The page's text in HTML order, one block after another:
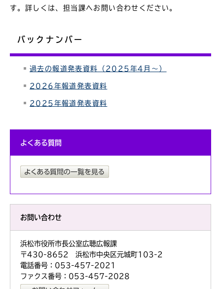
す。詳しくは、担当課へお問い合わせください。
バックナンバー
過去の報道発表資料（2025年4月～）
2026年報道発表資料
2025年報道発表資料
よくある質問
お問い合わせ
浜松市役所市長公室広聴広報課
〒430-8652 浜松市中央区元城町103-2
電話番号：053-457-2021
ファクス番号：053-457-2028